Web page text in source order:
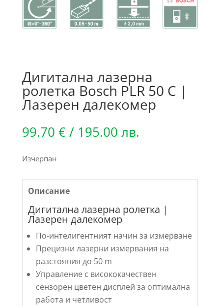
Дигитална лазерна
ролетка Bosch PLR 50 C |
Лазерен далекомер
99.70 €/ 195.00 лв.
Изчерпан
Описание
Дигитална лазерна ролетка |
Лазерен далекомер
По-интелигентният начин за измерване
Прецизни лазерни измервания на
разстояния до 50 m
Управление с висококачествен
сензорен цветен дисплей за оптимална
работа и четливост